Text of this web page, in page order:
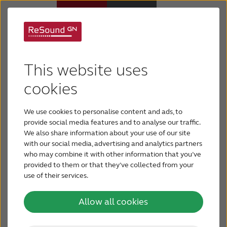
This website uses
cookies
We use cookies to personalise content and ads, to
provide social media features and to analyse our traffic.
We also share information about your use of our site
with our social media, advertising and analytics partners
who may combine it with other information that you’ve
provided to them or that they’ve collected from your
use of their services.
Allow all cookies
Потеря слуха
Для близких
О тиннитусе
Поддержка
О ReSound
Юридическая
информация
Этот сайт предназначен для ознакомления с
Пожалуйста, прочитайте этот текст перед
использованием данного сайта.
Используя данный сайт, вы принимаете условия
и положения, изложенные здесь.
Если вы не согласны с условиями и